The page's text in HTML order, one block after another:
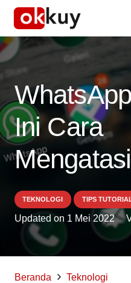
Ini Cara
TEKNOLOGI TIPS
Updated on 1 Mei 2022
Beranda Teknologi